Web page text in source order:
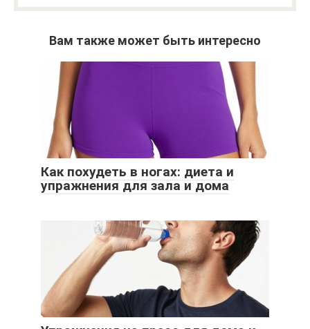
Вам также может быть интересно
Как похудеть в ногах: диета и
упражнения для зала и дома